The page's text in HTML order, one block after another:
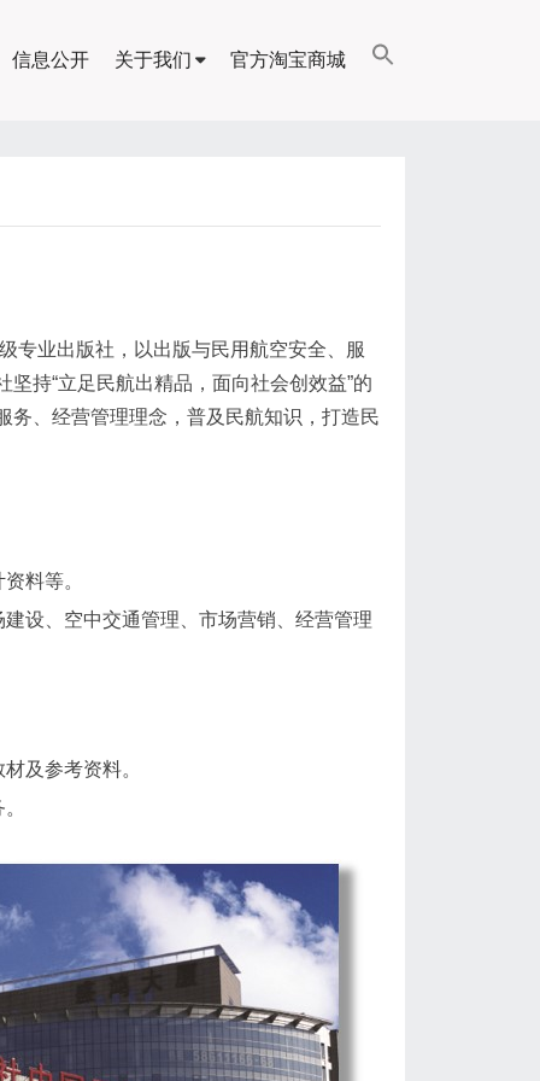
信息公开 关于我们 官方淘宝商城
业出版社，以出版与民用航空安全、服
持“立足民航出精品，面向社会创效益”的
务、经营管理理念，普及民航知识，打造民
料等。
设、空中交通管理、市场营销、经营管理
及参考资料。